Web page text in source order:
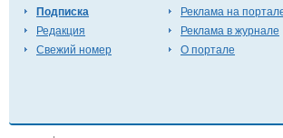
Подписка
Редакция
Свежий номер
Реклама на
Реклама в журнале
О портале